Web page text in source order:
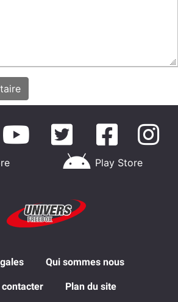
Play Store
Qui sommes nous
contacter Plan du site